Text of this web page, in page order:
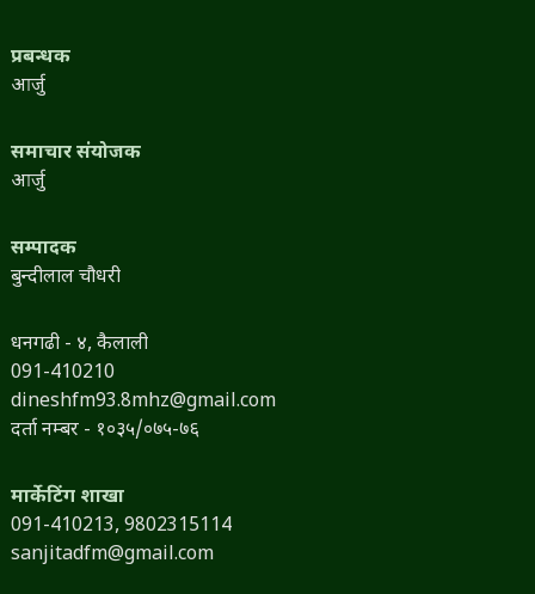
प्रबन्धक
आर्जु
समाचार संयोजक
आर्जु
सम्पादक
बुन्दीलाल चौधरी
धनगढी - ४, कैलाली
091-410210
dineshfm93.8mhz@gmail.com
दर्ता नम्बर - १०३५/०७५-७६
मार्केटिंग शाखा
091-410213, 9802315114
sanjitadfm@gmail.com